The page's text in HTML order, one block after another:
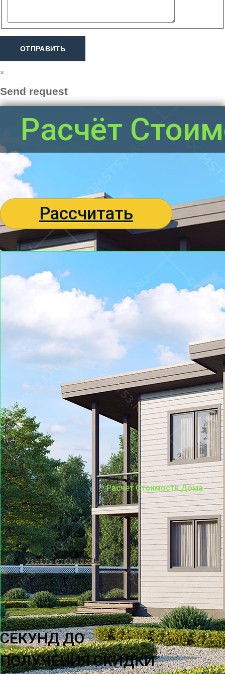
ОТПРАВИТЬ
×
Send request
Расчёт
Рассчитать
Расчёт Стоимости Дома
Узнать стоимость!
СЕКУНД ДО
ПОЛУЧЕНИЯ СКИДКИ